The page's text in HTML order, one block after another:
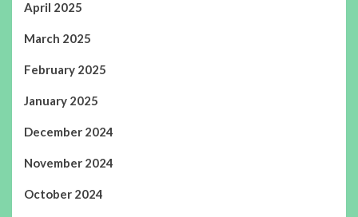
April 2025
March 2025
February 2025
January 2025
December 2024
November 2024
October 2024